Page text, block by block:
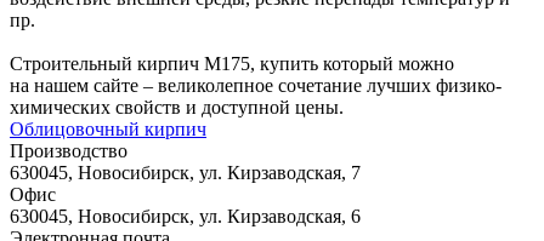
пр.
Строительный кирпич М175, купить который можно
на нашем сайте – великолепное сочетание лучших физико-
химических свойств и доступной цены.
Облицовочный кирпич
Производство
630045, Новосибирск, ул. Кирзаводская, 7
Офис
630045, Новосибирск, ул. Кирзаводская, 6